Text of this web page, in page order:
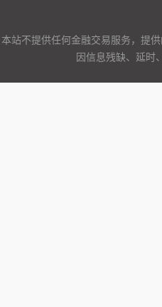
本站不提供任何金融交易服务，提
因信息残缺、延时